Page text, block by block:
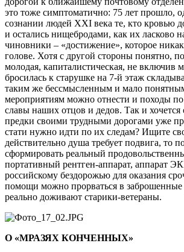
это тоже симптоматично: 75 лет прошло,
сознании людей XXI века те, кто кровью
и остались нищебродами, как их ласково
чиновники – «достижение», которое
голове. Хотя с другой стороны понятно,
молодая, капиталистическая, не включив
бросилась к старушке на 7-й этаж
таким же бессмысленным и мало
мероприятиям можно отнести и походы
славы наших отцов и дедов. Так и хочется
предки своими трудными дорогами уже
стати нужно идти по их следам? Ищите
действительно душа требует подвига, то
сформировать реальный
портативный рентген-аппарат, аппарат
российскому бездорожью для оказания
помощи можно прорваться в заброшенные
реально доживают старики-ветераны.
О «МРАЗЯХ КОНЧЕННЫХ»